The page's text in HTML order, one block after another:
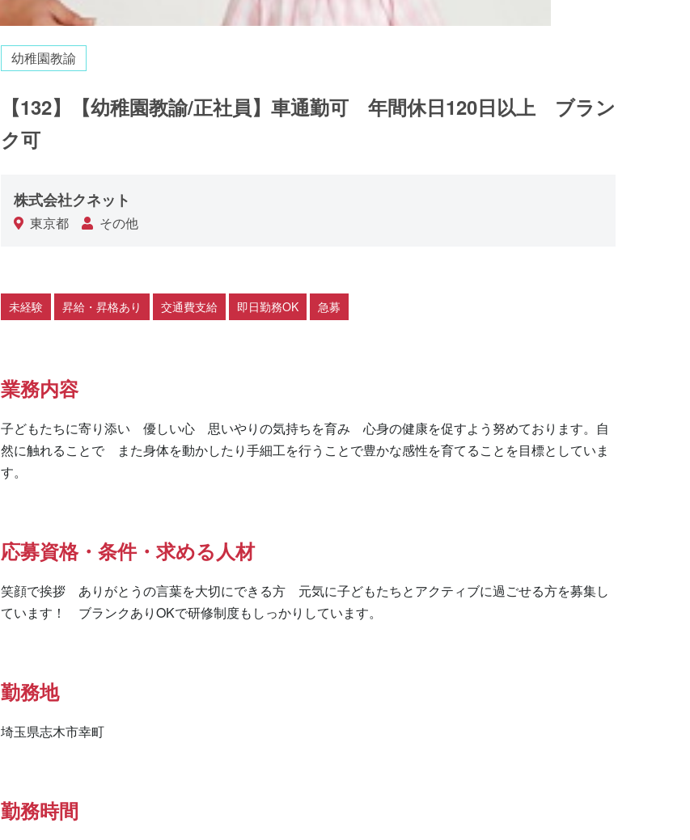
幼稚園教諭
【132】【幼稚園教諭/正社員】車通勤可 年間休日120日以上 ブラン
ク可
株式会社クネット
東京都 その他
未経験 昇給・昇格あり 交通費支給 即日勤務OK 急募
業務内容
子どもたちに寄り添い　優しい心　思いやりの気持ちを育み　心身の健康を促すよう努めております。自
然に触れることで　また身体を動かしたり手細工を行うことで豊かな感性を育てることを目標としていま
す。
応募資格・条件・求める人材
笑顔で挨拶　ありがとうの言葉を大切にできる方　元気に子どもたちとアクティブに過ごせる方を募集し
ています！　ブランクありOKで研修制度もしっかりしています。
勤務地
埼玉県志木市幸町
勤務時間